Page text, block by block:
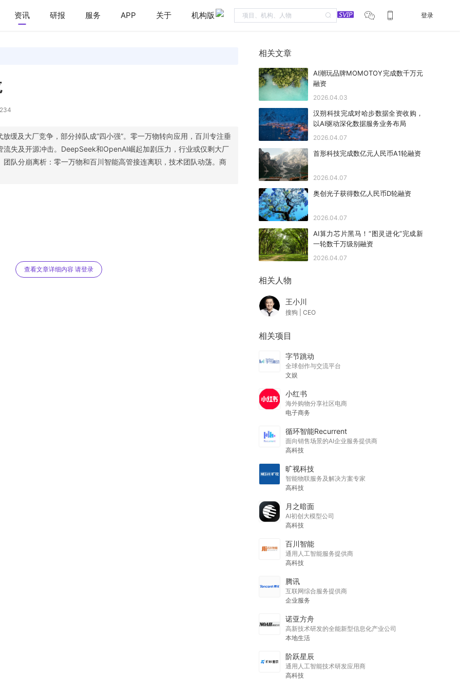
资讯 研报 服务 APP 关于 机构版 登录
缓及大厂竞争，部分掉队成“四小强”。零一万物转向应用，百川专注垂
流失及开源冲击。DeepSeek和OpenAI崛起加剧压力，行业或仅剩大厂
队分崩离析：零一万物和百川智能高管接连离职，技术团队动荡。商
查看文章详细内容 请登录
相关文章
AI潮玩品牌MOMOTOY完成数千万元
融资
2026.04.03
汉朔科技完成对哈步数据全资收购，
以AI驱动深化数据服务业务布局
2026.04.07
首形科技完成数亿元人民币A1轮融资
2026.04.07
奥创光子获得数亿人民币D轮融资
2026.04.07
AI算力芯片黑马！“图灵进化”完成新
一轮数千万级别融资
2026.04.07
相关人物
王小川
搜狗 CEO
相关项目
字节跳动
全球创作与交流平台
文娱
小红书
海外购物分享社区电商
电子商务
循环智能Recurrent
面向销售场景的AI企业服务提供商
高科技
旷视科技
智能物联服务及解决方案专家
高科技
月之暗面
AI初创大模型公司
高科技
百川智能
通用人工智能服务提供商
高科技
腾讯
互联网综合服务提供商
企业服务
诺亚方舟
高新技术研发的全能新型信息化产业公司
本地生活
阶跃星辰
通用人工智能技术研发应用商
高科技